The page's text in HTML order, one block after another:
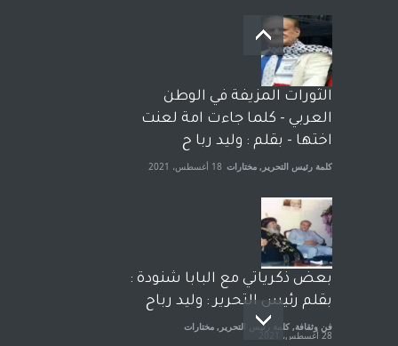
بعد معارك قضائية طاحنة كتب
وترافع فيها بنفسه مرة اخرى..
الشيخ طارق يوسف يقهر
الحكومة الأمريكية ، فأعطوه
الجنسية عن يد وهم صاغرون،
آراء حرة مختارات 7 أبريل، 2023
الثورات المزيفة في الوطن
العربي - كلما جاءت امة لعنت
اختها - بقلم : وليد ربا ح
كلمة رئيس التحرير , مختارات 18 أغسطس، 2021
بعض ذكرياتي مع البابا شنودة :
بقلم رئيس التحرير : وليد رباح
فن وثقافة, كلمة رئيس التحرير , مختارات
28 أغسطس، 2021